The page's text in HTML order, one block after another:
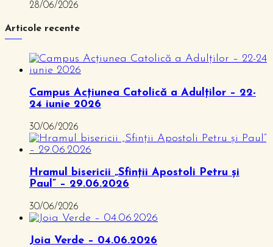
28/06/2026
Articole recente
Campus Acțiunea Catolică a Adulților – 22-
24 iunie 2026
30/06/2026
Hramul bisericii „Sfinții Apostoli Petru și
Paul” – 29.06.2026
30/06/2026
Joia Verde – 04.06.2026